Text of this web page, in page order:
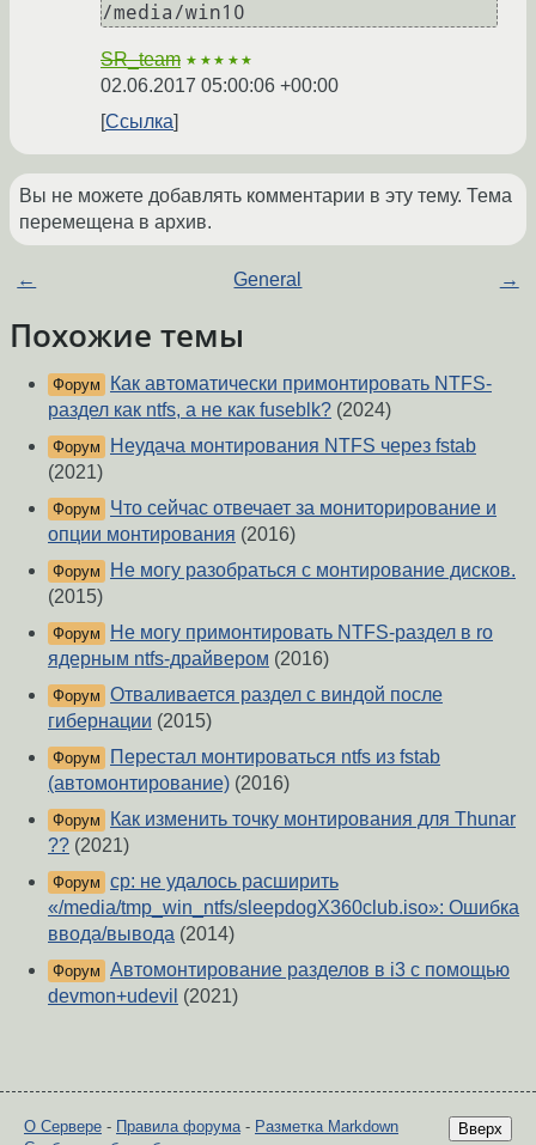
/media/win10
SR_team ★★★★★
02.06.2017 05:00:06 +00:00
Ссылка
Вы не можете добавлять комментарии в эту тему. Тема
перемещена в архив.
← General →
Похожие темы
Форум
Как автоматически примонтировать NTFS-
раздел как ntfs, а не как fuseblk? (2024)
Форум
Неудача монтирования NTFS через fstab
(2021)
Форум
Что сейчас отвечает за мониторирование и
опции монтирования (2016)
Форум
Не могу разобраться с монтирование дисков.
(2015)
Форум
Не могу примонтировать NTFS-раздел в ro
ядерным ntfs-драйвером (2016)
Форум Отваливается раздел с виндой после
гибернации (2015)
Форум
Перестал монтироваться ntfs из fstab
(автомонтирование) (2016)
Форум
Как изменить точку монтирования для Thunar
?? (2021)
Форум cp: не удалось расширить
«/media/tmp_win_ntfs/sleepdogX360club.iso»: Ошибка
ввода/вывода (2014)
Форум Автомонтирование разделов в i3 с помощью
devmon+udevil (2021)
Вверх
О Сервере - Правила форума- Разметка Markdown